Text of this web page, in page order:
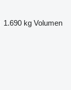
1.690 kg Volumen